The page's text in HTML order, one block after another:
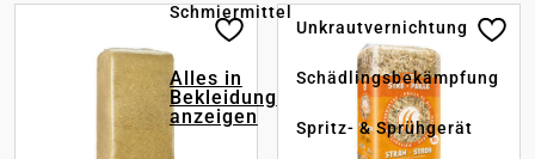
Schmiermittel
Alles in
Bekleidung
anzeigen
Unkrautvernichtung
Schädlingsbekämpfung
Spritz- & Sprühgerät